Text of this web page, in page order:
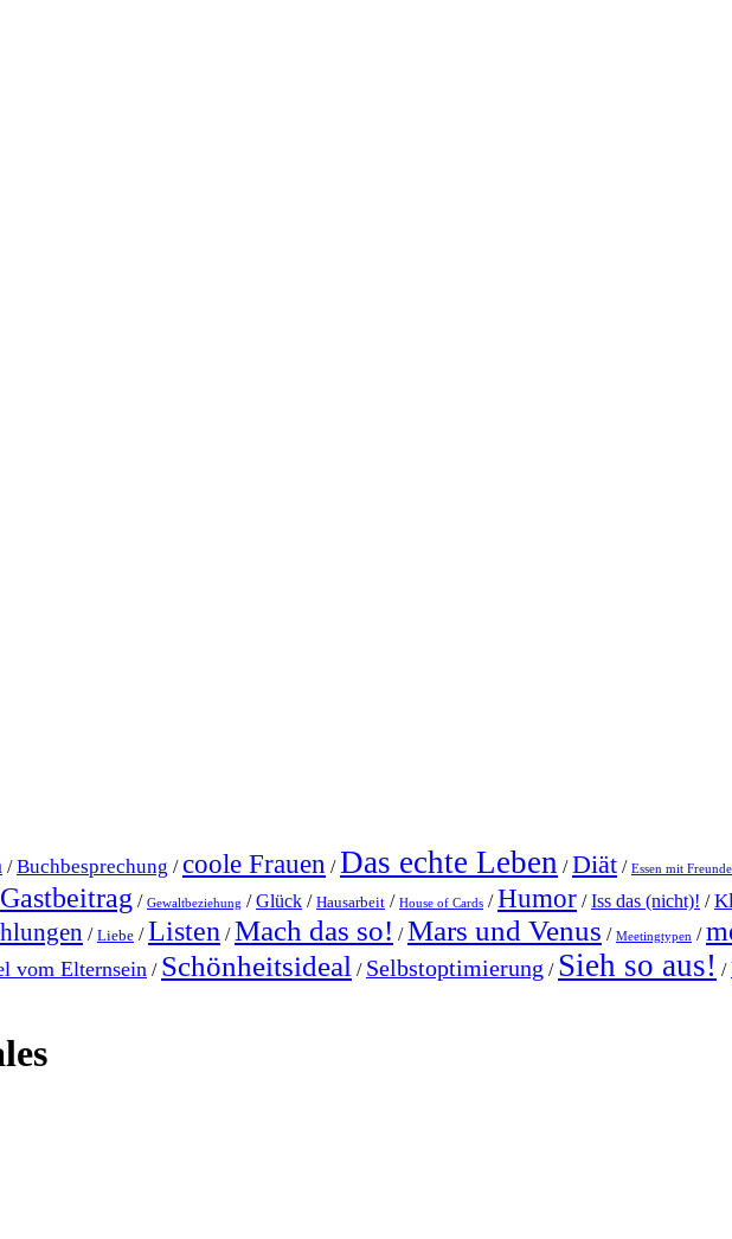
/Buchbesprechung /coole Frauen /Das echte Leben /Diät / Essen mit
Gastbeitrag / Gewaltbeziehung /Glück / Hausarbeit / House of Cards /Humor /Iss das (nicht)! /
/ Liebe /Listen /Mach das so! /Mars und Venus / Meetingtypen /
vom Elternsein / Schönheitsideal / Selbstoptimierung / Sieh so aus! /